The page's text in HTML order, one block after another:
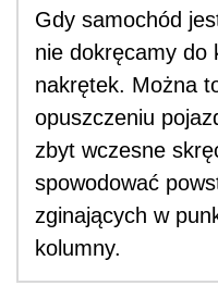
Gdy samochód
nie dokręcamy do
nakrętek. Można
opuszczeniu
zbyt wczesne
spowodować
zginających w
kolumny.